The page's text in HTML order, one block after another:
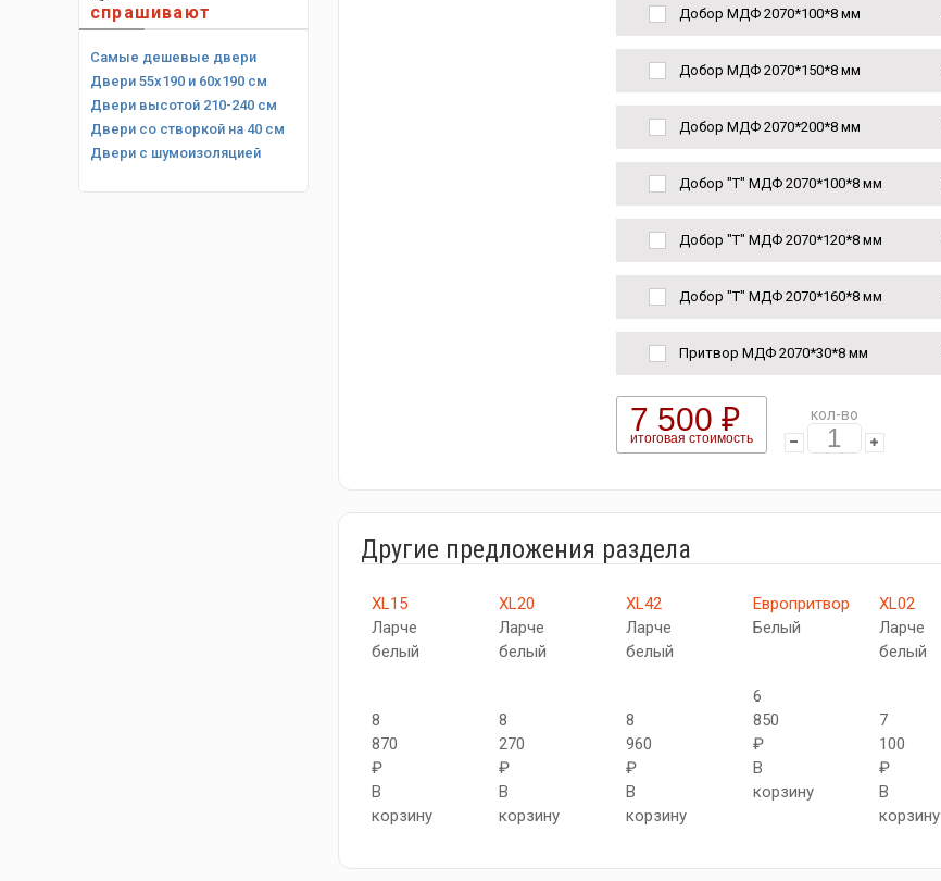
спрашивают
Самые дешевые двери
Двери 55х190 и 60х190 см
Двери высотой 210-240 см
Двери со створкой на 40 см
Двери с шумоизоляцией
Добор МДФ 2070*100*8 мм
Добор МДФ 2070*150*8 мм
Добор МДФ 2070*200*8 мм
Добор "Т" МДФ 2070*100*8 мм
Добор "Т" МДФ 2070*120*8 мм
Добор "Т" МДФ 2070*160*8 мм
Притвор МДФ 2070*30*8 мм
7 500 ₽
итоговая стоимость
кол-во
Другие предложения раздела
XL15
Ларче
белый
8
870
₽
В
корзину
XL20
Ларче
белый
8
270
₽
В
корзину
XL42
Ларче
белый
8
960
₽
В
корзину
Европритвор
Белый
6
850
₽
В
корзину
XL02
Ларче
белый
7
100
₽
В
корзину